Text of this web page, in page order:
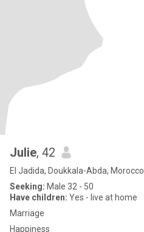
Julie, 42
El Jadida, Doukkala-Abda, Morocco
Seeking: Male 32 - 50
Have children: Yes - live at home
Marriage
Happiness